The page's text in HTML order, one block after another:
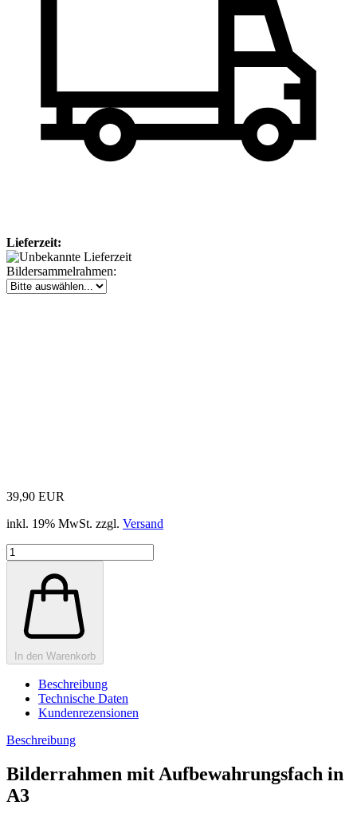
Lieferzeit:
Bildersammelrahmen:
39,90 EUR
inkl. 19% MwSt. zzgl. Versand
In den Warenkorb
Beschreibung
Technische Daten
Kundenrezensionen
Beschreibung
Bilderrahmen mit Aufbewahrungsfach in
A3